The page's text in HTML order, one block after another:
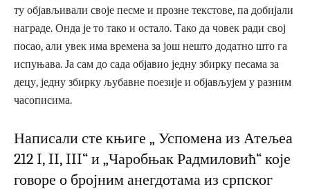
ту објављивали своје песме и прозне текстове, па добијали
награде. Онда је то тако и остало. Тако да човек ради свој
посао, али увек има времена за још нешто додатно што га
испуњава. Ја сам до сада објавио једну збирку песама за
децу, једну збирку љубавне поезије и објављујем у разним
часописима.
Написали сте књиге „ Успомена из Атељеа
212 I, II, III“ и „Чаробњак Радмиловић“ које
говоре о бројним анегдотама из српског